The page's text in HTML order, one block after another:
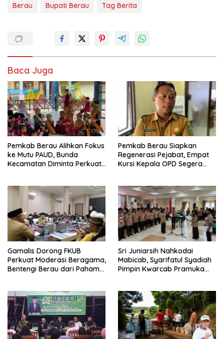
Berau Bupati Berau Tag Berita
Baca Juga
Pemkab Berau Alihkan Fokus
ke Mutu PAUD, Bunda
Kecamatan Diminta Perkuat
Pemkab Berau Siapkan
Regenerasi Pejabat, Empat
Kursi Kepala OPD Segera
Gamalis Dorong FKUB
Perkuat Moderasi Beragama,
Bentengi Berau dari Paham
Sri Juniarsih Nahkodai
Mabicab, Syarifatul Syadiah
Pimpin Kwarcab Pramuka